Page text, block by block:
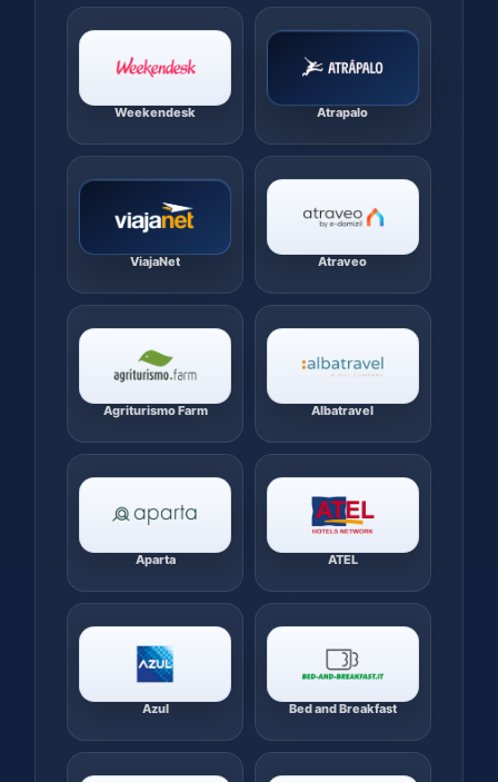
Weekendesk Atrapalo
ViajaNet Atraveo
Agriturismo Farm Albatravel
Aparta ATEL
Azul Bed and Breakfast